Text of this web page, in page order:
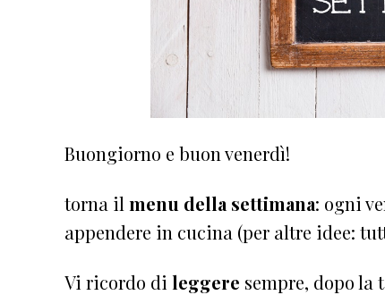
Buongiorno e buon venerdì!
torna il menu della settimana: ogni
appendere in cucina (per altre idee:
Vi ricordo di leggere sempre, dopo la